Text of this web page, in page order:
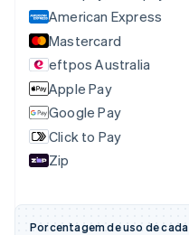
American Express
Mastercard
eftpos Australia
Apple Pay
Google Pay
Click to Pay
Zip
Porcentagem de uso de
Canadá
English Français
简体中文English
Chipre
English
Croácia
EnglishItaliano
Dinamarca